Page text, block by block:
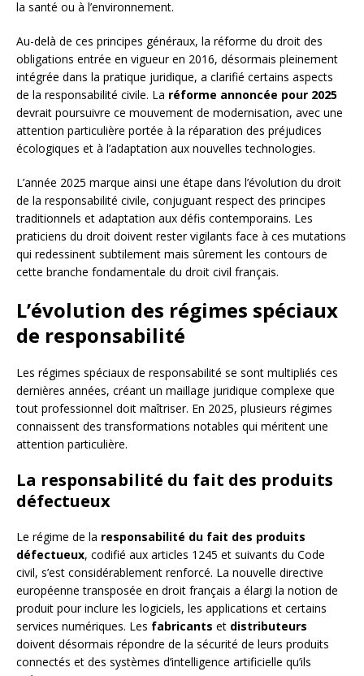
la santé ou à l’environnement.
Au-delà de ces principes généraux, la réforme du droit des
obligations entrée en vigueur en 2016, désormais pleinement
intégrée dans la pratique juridique, a clarifié certains aspects
de la responsabilité civile. La réforme annoncée pour 2025
devrait poursuivre ce mouvement de modernisation, avec une
attention particulière portée à la réparation des préjudices
écologiques et à l’adaptation aux nouvelles technologies.
L’année 2025 marque ainsi une étape dans l’évolution du droit
de la responsabilité civile, conjuguant respect des principes
traditionnels et adaptation aux défis contemporains. Les
praticiens du droit doivent rester vigilants face à ces mutations
qui redessinent subtilement mais sûrement les contours de
cette branche fondamentale du droit civil français.
L’évolution des régimes spéciaux
de responsabilité
Les régimes spéciaux de responsabilité se sont multipliés ces
dernières années, créant un maillage juridique complexe que
tout professionnel doit maîtriser. En 2025, plusieurs régimes
connaissent des transformations notables qui méritent une
attention particulière.
La responsabilité du fait des produits
défectueux
Le régime de la responsabilité du fait des produits
défectueux, codifié aux articles 1245 et suivants du Code
civil, s’est considérablement renforcé. La nouvelle directive
européenne transposée en droit français a élargi la notion de
produit pour inclure les logiciels, les applications et certains
services numériques. Les fabricants et distributeurs
doivent désormais répondre de la sécurité de leurs produits
connectés et des systèmes d’intelligence artificielle qu’ils